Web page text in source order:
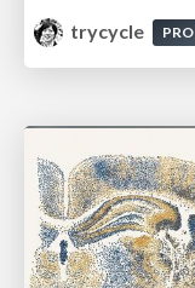
trycycle
PRO